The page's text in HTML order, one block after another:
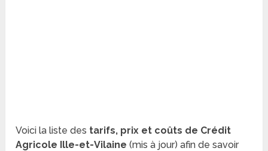
Voici la liste des tarifs, prix et coûts de Crédit
Agricole Ille-et-Vilaine (mis à jour) afin de savoir